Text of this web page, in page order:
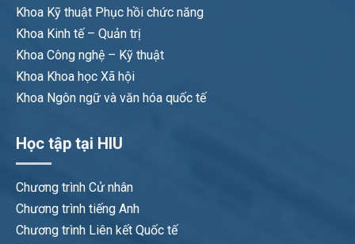
Khoa Kỹ thuật Phục hồi chức năng
Khoa Kinh tế – Quản trị
Khoa Công nghệ – Kỹ thuật
Khoa Khoa học Xã hội
Khoa Ngôn ngữ và văn hóa quốc tế
Học tập tại HIU
Chương trình Cử nhân
Chương trình tiếng Anh
Chương trình Liên kết Quốc tế